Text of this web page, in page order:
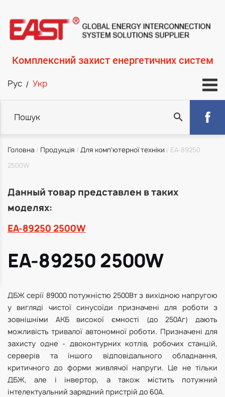
основного
вмісту
Комплексний захист енергетичних систем
Рус Укр
Рядок
навіґації
Головна Продукція Для комп'ютерної техніки
EA-89250
2500W
Данный товар представлен в таких
моделях:
EA-89250 2500W
EA-89250 2500W
ДБЖ серії 89000 потужністю 2500Вт з вихідною напругою
у вигляді чистої синусоїди призначені для роботи з
зовнішніми АКБ високої ємності (до 250Аг) дають
можливість тривалої автономної роботи. Призначені для
захисту одне - двоконтурних котлів, робочих станцій,
серверів та іншого відповідального обладнання,
критичного до форми живлячої напруги. Це не тільки
ДБЖ, але і інвертор, а також містить потужний
інтелектуальний зарядний пристрій до 60А.